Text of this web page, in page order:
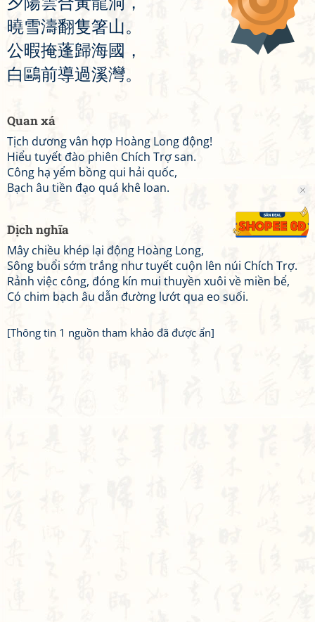
曉雪濤翻隻箸山。
公暇掩蓬歸海國 ，
白 鷗前導過溪灣。
Quan xá
Tịch dương vân hợp Hoàng Long động!
Hiểu tuyết đào phiên Chích Trợ san.
Công hạ yểm bồng qui hải quốc,
Bạch âu tiền đạo quá khê loan.
Dịch nghĩa
Mây chiều khép lại động Hoàng Long,
Sông buổi sớm trắng như tuyết cuộn lên núi Chích Trợ.
Rảnh việc công, đóng kín mui thuyền xuôi về miền bể,
Có chim bạch âu dẫn đường lướt qua eo suối.
[Thông tin 1 nguồn tham khảo đã được ẩn]